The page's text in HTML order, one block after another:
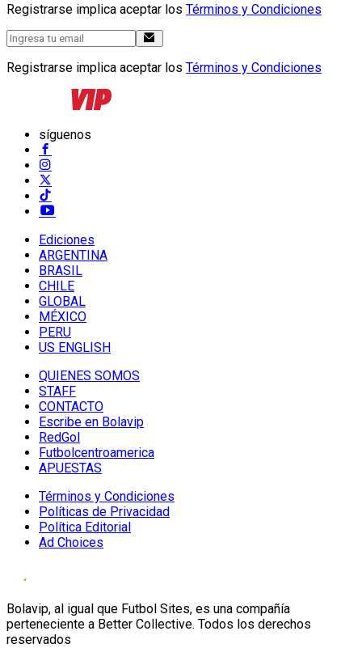
Registrarse implica aceptar los Términos y Condiciones
Registrarse implica aceptar los Términos y Condiciones
síguenos
Ediciones
ARGENTINA
BRASIL
CHILE
GLOBAL
MÉXICO
PERU
US ENGLISH
QUIENES SOMOS
STAFF
CONTACTO
Escribe en Bolavip
RedGol
Futbolcentroamerica
APUESTAS
Términos y Condiciones
Políticas de Privacidad
Política Editorial
Ad Choices
Bolavip, al igual que Futbol Sites, es una compañía
perteneciente a Better Collective. Todos los derechos
reservados